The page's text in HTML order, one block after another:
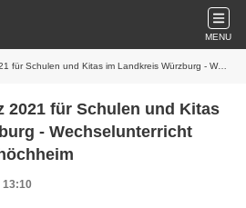
MENU
Kitas im Landkreis Würzburg - Wechselunterricht Grundschule Veitshöchheim
2021 für Schulen und Kitas
- Wechselunterricht
13:10